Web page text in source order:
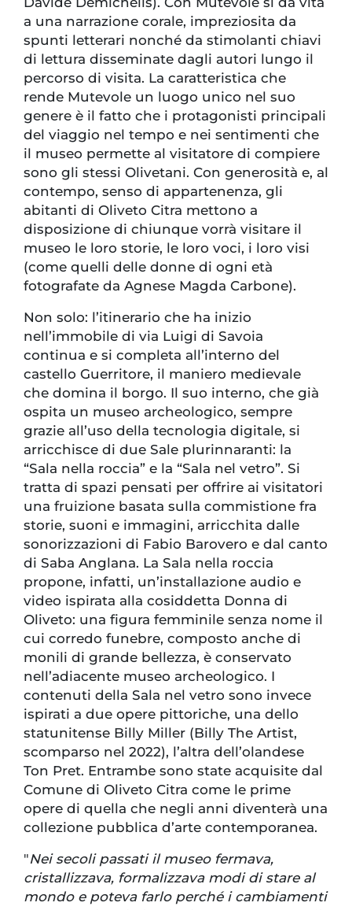
a una narrazione corale, impreziosita da
spunti letterari nonché da stimolanti chiavi
di lettura disseminate dagli autori lungo il
percorso di visita. La caratteristica che
rende Mutevole un luogo unico nel suo
genere è il fatto che i protagonisti principali
del viaggio nel tempo e nei sentimenti che
il museo permette al visitatore di compiere
sono gli stessi Olivetani. Con generosità e, al
contempo, senso di appartenenza, gli
abitanti di Oliveto Citra mettono a
disposizione di chiunque vorrà visitare il
museo le loro storie, le loro voci, i loro visi
(come quelli delle donne di ogni età
fotografate da Agnese Magda Carbone).
Non solo: l’itinerario che ha inizio
nell’immobile di via Luigi di Savoia
continua e si completa all’interno del
castello Guerritore, il maniero medievale
che domina il borgo. Il suo interno, che già
ospita un museo archeologico, sempre
grazie all’uso della tecnologia digitale, si
arricchisce di due Sale plurinnaranti: la
“Sala nella roccia” e la “Sala nel vetro”. Si
tratta di spazi pensati per offrire ai visitatori
una fruizione basata sulla commistione fra
storie, suoni e immagini, arricchita dalle
sonorizzazioni di Fabio Barovero e dal canto
di Saba Anglana. La Sala nella roccia
propone, infatti, un’installazione audio e
video ispirata alla cosiddetta Donna di
Oliveto: una figura femminile senza nome il
cui corredo funebre, composto anche di
monili di grande bellezza, è conservato
nell’adiacente museo archeologico. I
contenuti della Sala nel vetro sono invece
ispirati a due opere pittoriche, una dello
statunitense Billy Miller (Billy The Artist,
scomparso nel 2022), l’altra dell’olandese
Ton Pret. Entrambe sono state acquisite dal
Comune di Oliveto Citra come le prime
opere di quella che negli anni diventerà una
collezione pubblica d’arte contemporanea.
"Nei secoli passati il museo fermava,
cristallizzava, formalizzava modi di stare al
mondo e poteva farlo perché i cambiamenti